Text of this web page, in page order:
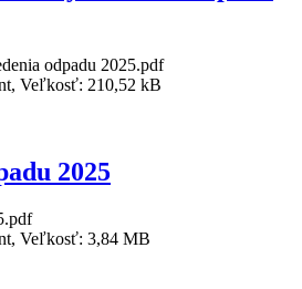
odpadu 2025.pdf
Veľkosť: 210,52 kB
2025
Veľkosť: 3,84 MB